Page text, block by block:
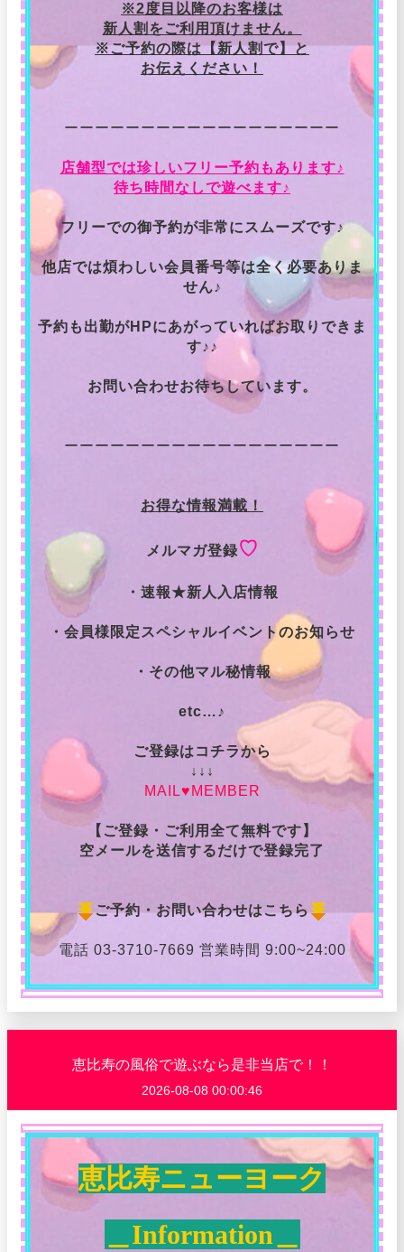
※2度目以降のお客様は
新人割をご利用頂けません。
※ご予約の際は【新人割で】と
お伝えください！
ーーーーーーーーーーーーーーーーーー
店舗型では珍しいフリー予約もあります♪
待ち時間なしで遊べます♪
フリーでの御予約が非常にスムーズです♪
他店では煩わしい会員番号等は全く必要ありま
せん♪
予約も出勤がHPにあがっていればお取りできま
す♪♪
お問い合わせお待ちしています。
ーーーーーーーーーーーーーーーーーー
お得な情報満載！
メルマガ登録♡
・速報★新人入店情報
・会員様限定スペシャルイベントのお知らせ
・その他マル秘情報
etc…♪
ご登録はコチラから
↓↓↓
MAIL♥MEMBER
【ご登録・ご利用全て無料です】
空メールを送信するだけで登録完了
ご予約・お問い合わせはこちら
電話 03-3710-7669 営業時間 9:00~24:00
恵比寿の風俗で遊ぶなら是非当店で！！
2026-08-08 00:00:46
恵比寿ニューヨーク
＿Information＿